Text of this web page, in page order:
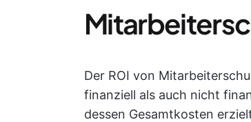
Der ROI von
finanziell als auch nicht
dessen Gesamtkosten